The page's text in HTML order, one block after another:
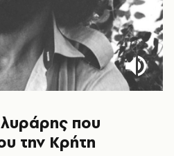
που
την Κρήτη